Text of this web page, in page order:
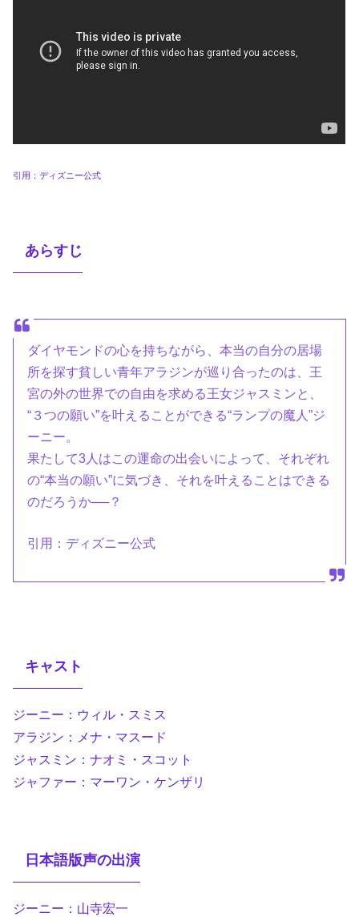
引用：ディズニー公式
あらすじ
ダイヤモンドの心を持ちながら、本当の自分の居場
所を探す貧しい青年アラジンが巡り合ったのは、王
宮の外の世界での自由を求める王女ジャスミンと、
“３つの願い”を叶えることができる“ランプの魔人”ジ
ーニー。
果たして3人はこの運命の出会いによって、それぞれ
の“本当の願い”に気づき、それを叶えることはできる
のだろうか──？
引用：ディズニー公式
キャスト
ジーニー：ウィル・スミス
アラジン：メナ・マスード
ジャスミン：ナオミ・スコット
ジャファー：マーワン・ケンザリ
日本語版声の出演
ジーニー：山寺宏一